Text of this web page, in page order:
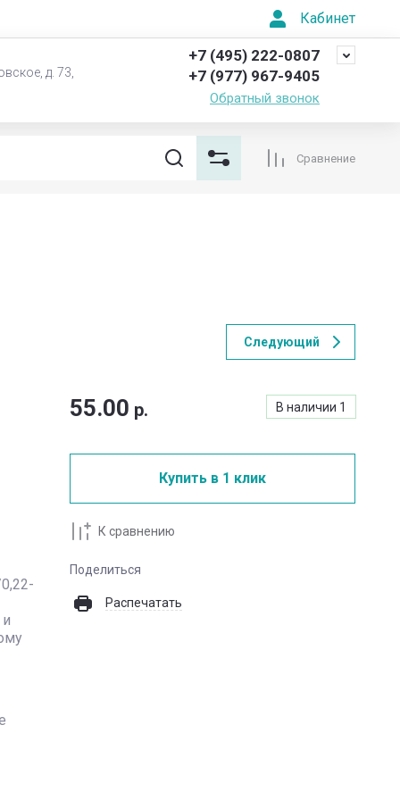
Кабинет
д. 73,
+7 (495) 222-0807
+7 (977) 967-9405
Обратный звонок
Сравнение
Следующий
В наличии 1
55.00 р.
Купить в 1 клик
К сравнению
Поделиться
Распечатать